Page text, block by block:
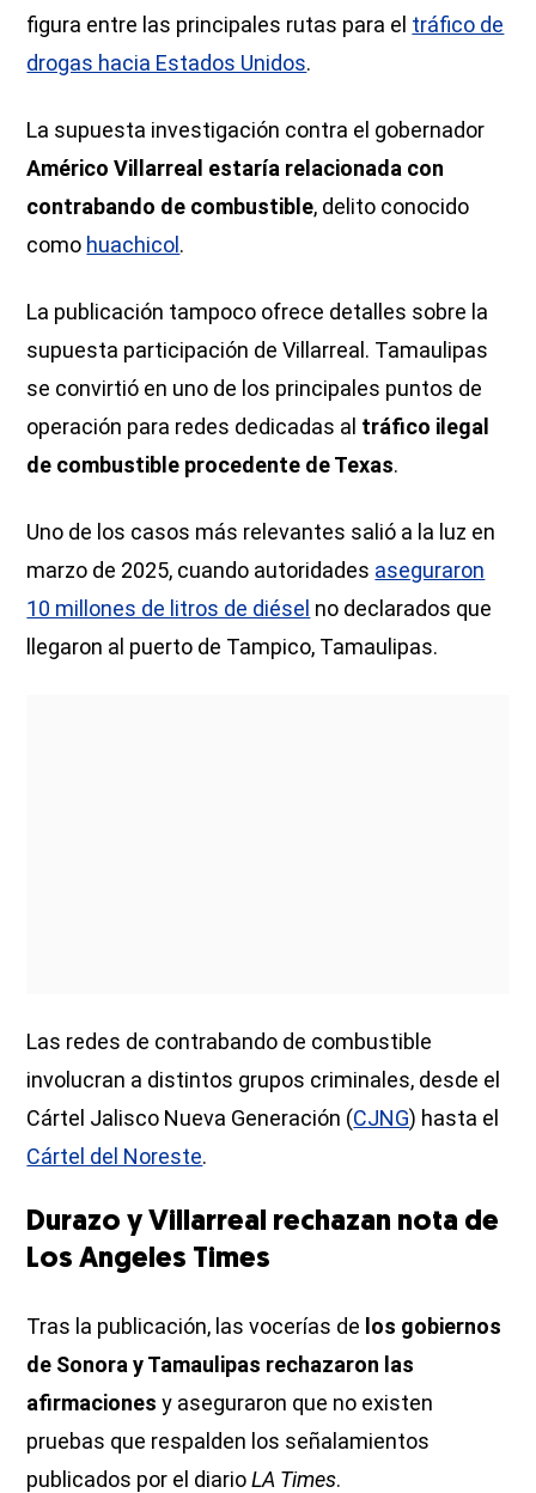
figura entre las principales rutas para el tráfico de
drogas hacia Estados Unidos.
La supuesta investigación contra el gobernador
Américo Villarreal estaría relacionada con
contrabando de combustible, delito conocido
como huachicol.
La publicación tampoco ofrece detalles sobre la
supuesta participación de Villarreal. Tamaulipas
se convirtió en uno de los principales puntos de
operación para redes dedicadas al tráfico ilegal
de combustible procedente de Texas.
Uno de los casos más relevantes salió a la luz en
marzo de 2025, cuando autoridades aseguraron
10 millones de litros de diésel no declarados que
llegaron al puerto de Tampico, Tamaulipas.
Las redes de contrabando de combustible
involucran a distintos grupos criminales, desde el
Cártel Jalisco Nueva Generación (CJNG) hasta el
Cártel del Noreste.
Durazo y Villarreal rechazan nota de
Los Angeles Times
Tras la publicación, las vocerías de los gobiernos
de Sonora y Tamaulipas rechazaron las
afirmaciones y aseguraron que no existen
pruebas que respalden los señalamientos
publicados por el diarioLA Times.